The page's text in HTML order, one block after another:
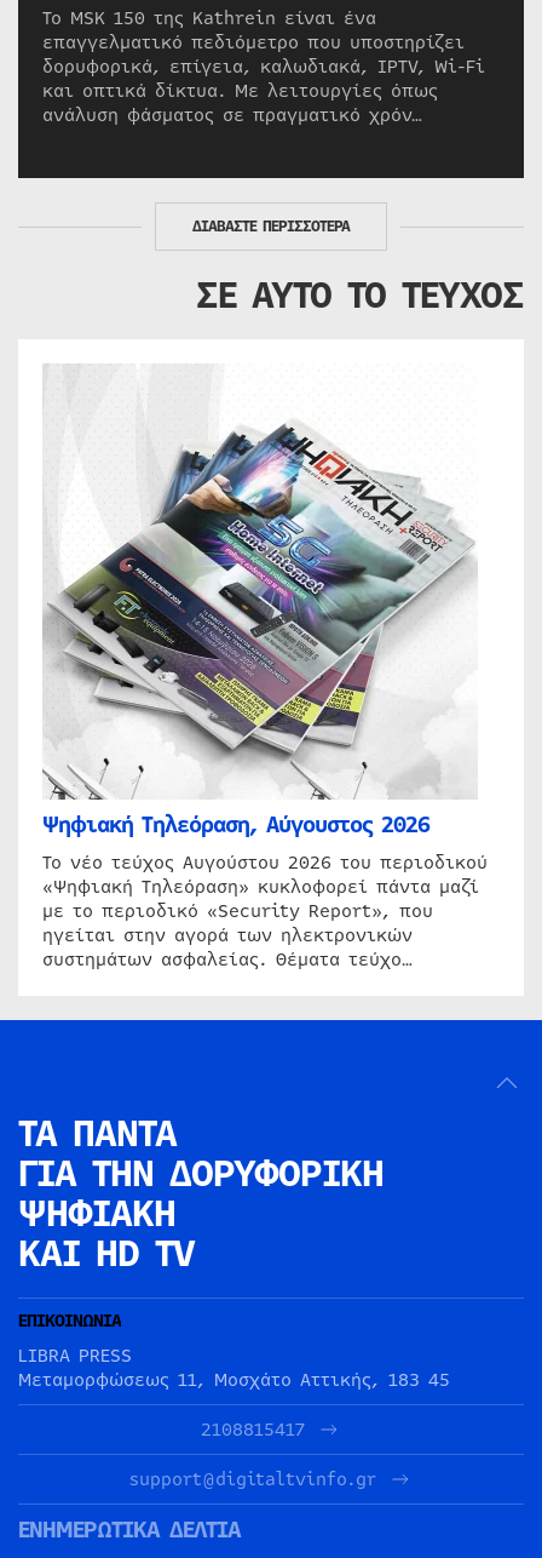
Το MSK 150 της Kathrein είναι ένα
επαγγελματικό πεδιόμετρο που υποστηρίζει
δορυφορικά, επίγεια, καλωδιακά, IPTV, Wi-Fi
και οπτικά δίκτυα. Με λειτουργίες όπως
ανάλυση φάσματος σε πραγματικό χρόν…
ΔΙΑΒΑΣΤΕ ΠΕΡΙΣΣΟΤΕΡΑ
ΣΕ ΑΥΤΟ ΤΟ ΤΕΥΧΟΣ
Ψηφιακή Τηλεόραση, Αύγουστος 2026
Το νέο τεύχος Αυγούστου 2026 του περιοδικού
«Ψηφιακή Τηλεόραση» κυκλοφορεί πάντα μαζί
με το περιοδικό «Security Report», που
ηγείται στην αγορά των ηλεκτρονικών
συστημάτων ασφαλείας. Θέματα τεύχο…
ΤΑ ΠΑΝΤΑ
ΓΙΑ ΤΗΝ ΔΟΡΥΦΟΡΙΚΗ
ΨΗΦΙΑΚΗ
ΚΑΙ HD TV
ΕΠΙΚΟΙΝΩΝΙΑ
LIBRA PRESS
Μεταμορφώσεως 11, Μοσχάτο Αττικής, 183 45
2108815417
support@digitaltvinfo.gr
ΕΝΗΜΕΡΩΤΙΚΑ ΔΕΛΤΙΑ